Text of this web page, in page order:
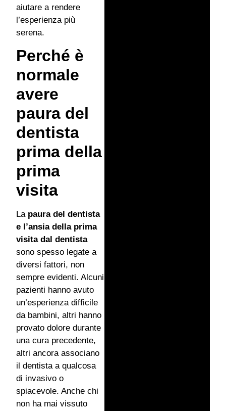
aiutare a rendere
l’esperienza più
serena.
Perché è
normale
avere
paura del
dentista
prima della
prima
visita
La paura del dentista
e l’ansia della prima
visita dal dentista
sono spesso legate a
diversi fattori, non
sempre evidenti. Alcuni
pazienti hanno avuto
un’esperienza difficile
da bambini, altri hanno
provato dolore durante
una cura precedente,
altri ancora associano
il dentista a qualcosa
di invasivo o
spiacevole. Anche chi
non ha mai vissuto